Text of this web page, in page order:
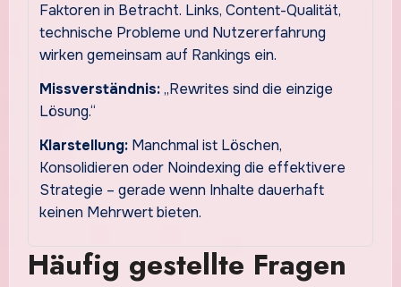
Faktoren in Betracht. Links, Content-Qualität,
technische Probleme und Nutzererfahrung
wirken gemeinsam auf Rankings ein.
Missverständnis:„Rewrites sind die einzige
Lösung.“
Klarstellung:Manchmal ist Löschen,
Konsolidieren oder Noindexing die effektivere
Strategie – gerade wenn Inhalte dauerhaft
keinen Mehrwert bieten.
Häufig gestellte Fragen